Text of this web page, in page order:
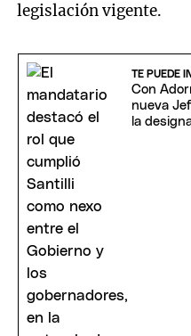
legislación vigente.
TE PUEDE
Con
nueva
la